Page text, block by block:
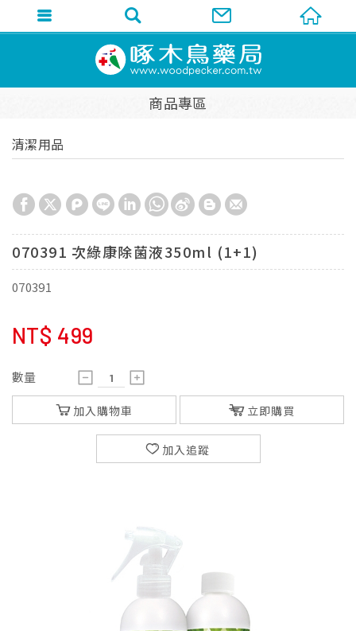
商品專區
清潔用品
070391 次綠康除菌液350ml (1+1)
070391
NT$ 499
數量
加入購物車 立即購買
加入追蹤